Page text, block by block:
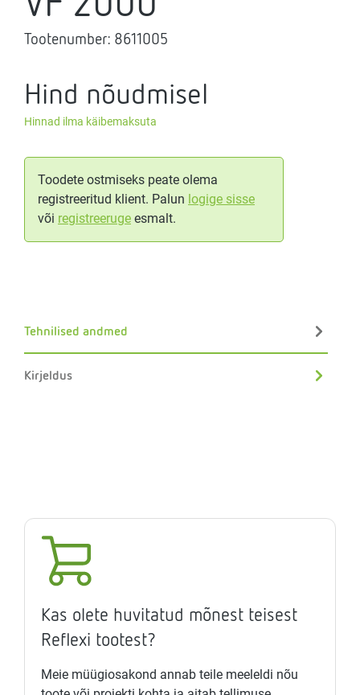
Tootenumber: 8611005
Hind nõudmisel
Hinnad ilma käibemaksuta
Toodete ostmiseks peate olema
registreeritud klient. Palun logige sisse
või registreeruge esmalt.
Tehnilised andmed
Kirjeldus
Kas olete huvitatud mõnest teisest
Reflexi tootest?
Meie müügiosakond annab teile meeleldi nõu